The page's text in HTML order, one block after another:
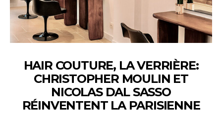
HAIR COUTURE, LA VERRIÈRE:
CHRISTOPHER MOULIN ET
NICOLAS DAL SASSO
RÉINVENTENT LA PARISIENNE